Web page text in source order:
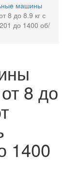
машины
8 до 8.9 кг с
до 1400 об/
8 до
1400